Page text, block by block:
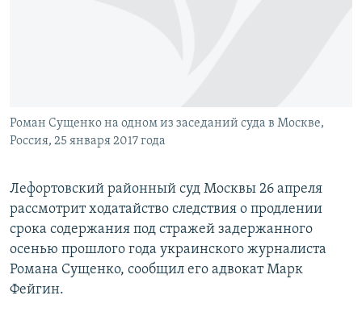
Все сайты RFE/RL
Роман Сущенко на одном из заседаний суда в Москве,
Россия, 25 января 2017 года
Лефортовский районный суд Москвы 26 апреля
рассмотрит ходатайство следствия о продлении
срока содержания под стражей задержанного
осенью прошлого года украинского журналиста
Романа Сущенко, сообщил его адвокат Марк
Фейгин.